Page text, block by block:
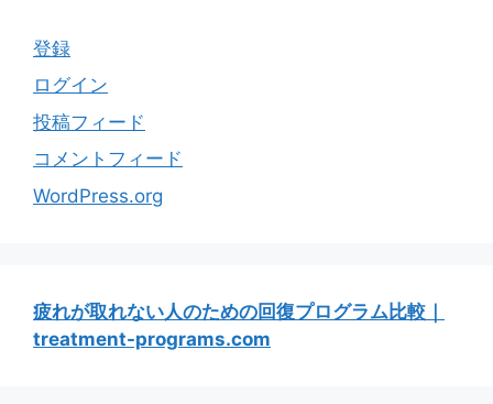
登録
ログイン
投稿フィード
コメントフィード
WordPress.org
疲れが取れない人のための回復プログラム比較｜
treatment-programs.com